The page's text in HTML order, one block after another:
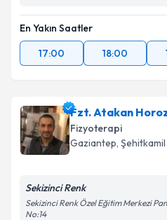
En Yakın Saatler
17:00
18:00
Fzt. Atakan
Fizyoterapi
Gaziantep, Şehitkamil
Sekizinci Renk
Sekizinci Renk Özel Eğitim Merkezi
No:14